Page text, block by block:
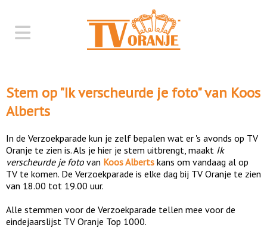
Stem op "Ik verscheurde je foto" van Koos
Alberts
In de Verzoekparade kun je zelf bepalen wat er 's avonds op TV
Oranje te zien is. Als je hier je stem uitbrengt, maakt Ik
verscheurde je foto van Koos Alberts kans om vandaag al op
TV te komen. De Verzoekparade is elke dag bij TV Oranje te zien
van 18.00 tot 19.00 uur.
Alle stemmen voor de Verzoekparade tellen mee voor de
eindejaarslijst TV Oranje Top 1000.